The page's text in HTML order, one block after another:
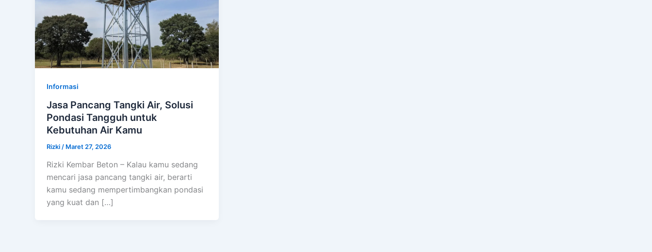
Informasi
Jasa Pancang Tangki Air, Solusi
Pondasi Tangguh untuk
Kebutuhan Air Kamu
Rizki / Maret 27, 2026
Rizki Kembar Beton – Kalau kamu sedang
mencari jasa pancang tangki air, berarti
kamu sedang mempertimbangkan pondasi
yang kuat dan […]